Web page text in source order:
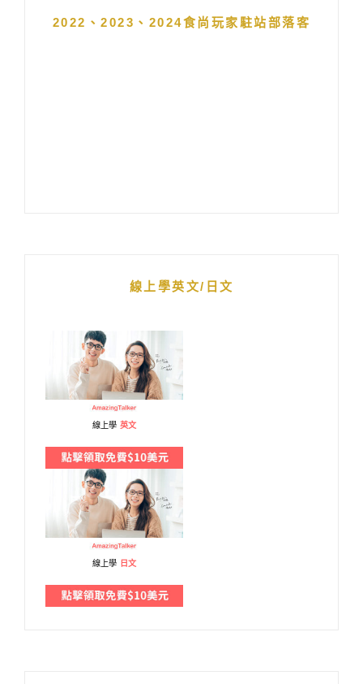
2022、2023、2024食尚玩家駐站部落客
線上學英文/日文
線上學 英文
線上學 日文